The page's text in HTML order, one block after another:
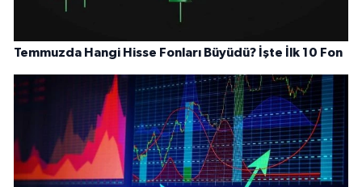
Temmuzda Hangi Hisse Fonları Büyüdü? İşte İlk 10 Fon